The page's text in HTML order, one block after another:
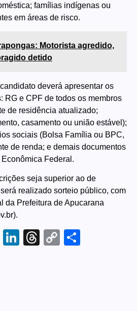
famílias indígenas ou
em áreas de risco.
Motorista agredido,
detido
deverá apresentar os
RG e CPF de todos os membros
de residência atualizado;
casamento ou união estável);
sociais (Bolsa Família ou BPC,
de renda; e demais documentos
Federal.
seja superior ao de
realizado sorteio público, com
da Prefeitura de Apucarana
).
X LinkedIn
Threads
Copy